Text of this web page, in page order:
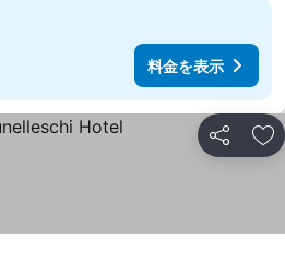
料金を表示
シェア お